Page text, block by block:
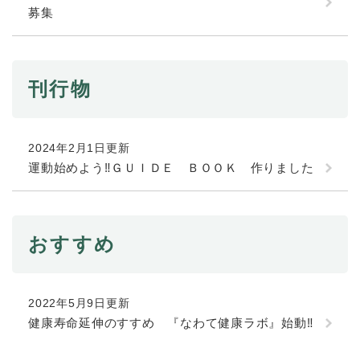
募集
刊行物
2024年2月1日更新
運動始めよう‼ＧＵＩＤＥ ＢＯＯＫ 作りました
おすすめ
2022年5月9日更新
健康寿命延伸のすすめ 『なわて健康ラボ』始動‼